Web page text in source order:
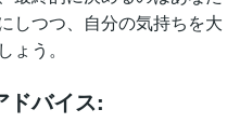
しつつ、自分の気持ちを大
う。
ドバイス: